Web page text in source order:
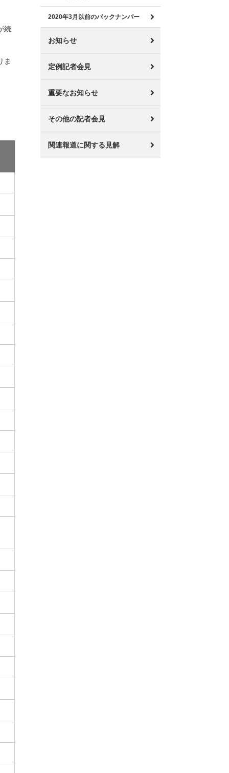
続
ま
2020年3月以前のバックナンバー
お知らせ
定例記者会見
重要なお知らせ
その他の記者会見
関連報道に関する見解